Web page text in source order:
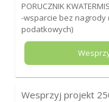
PORUCZNIK
-wsparcie bez nagrody
podatkowych)
Wesprzyj projekt